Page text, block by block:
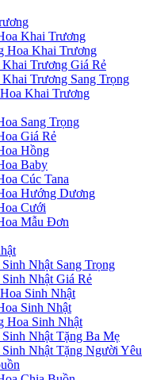
Khai Trương
Hoa Khai Trương
Khai Trương Giá Rẻ
Trương Sang Trọng
Khai Trương
Sang Trọng
Giá Rẻ
Hồng
Baby
Cúc Tana
Hướng Dương
Cưới
Mẫu Đơn
Nhật Sang Trọng
Nhật Giá Rẻ
Sinh Nhật
Sinh Nhật
Hoa Sinh Nhật
Nhật Tặng Ba Mẹ
Nhật Tặng Người Yêu